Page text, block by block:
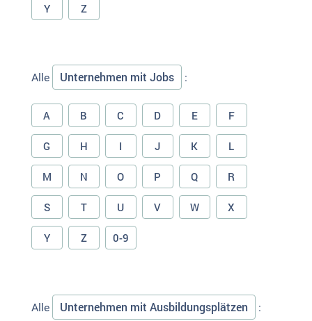
Y Z
Alle Unternehmen mit Jobs :
A B C D E F
G H I J K L
M N O P Q R
S T U V W X
Y Z 0-9
Alle Unternehmen mit Ausbildungsplätzen :